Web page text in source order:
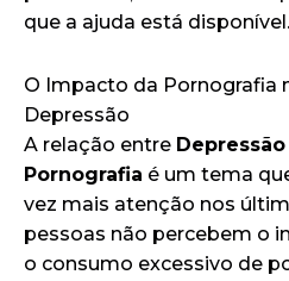
que a ajuda está disponível.
O Impacto da Pornografia
Depressão
A relação entre
Pornografia é um tema
vez mais atenção nos
pessoas não percebem o
o consumo excessivo de